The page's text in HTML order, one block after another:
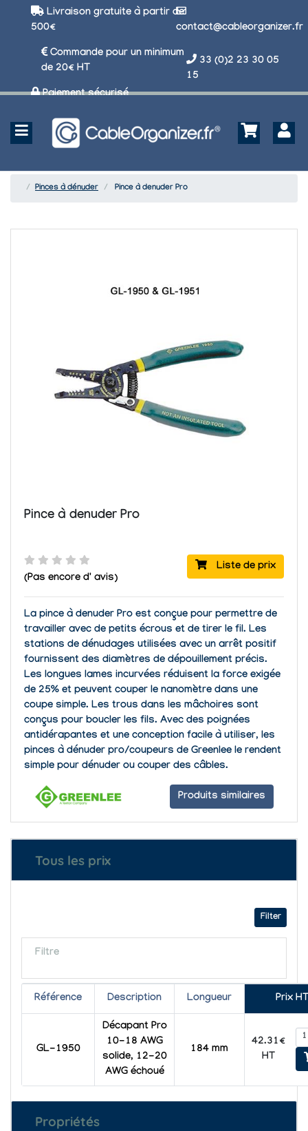
Livraison gratuite à partir de
500€
Commande pour un minimum
de 20€ HT
Paiement sécurisé
contact@cableorganizer.fr
33 (0)2 23 30 05
15
Pinces à dénuder Pince à denuder Pro
Pince à denuder Pro
Liste de prix
(Pas encore d' avis)
La pince à denuder Pro est conçue pour permettre de
travailler avec de petits écrous et de tirer le fil. Les
stations de dénudages utilisées avec un arrêt positif
fournissent des diamètres de dépouillement précis.
Les longues lames incurvées réduisent la force exigée
de 25% et peuvent couper le nanomètre dans une
coupe simple. Les trous dans les mâchoires sont
conçus pour boucler les fils. Avec des poignées
antidérapantes et une conception facile à utiliser, les
pinces à dénuder pro/coupeurs de Greenleele rendent
simple pour dénuder ou couper des câbles.
Produits similaires
Tous les prix
Filter
Filtre
Référence Description Longueur Prix HT
GL-1950
Décapant Pro
10-18 AWG
solide, 12-20
AWG échoué
184 mm
42.31€
HT
Propriétés